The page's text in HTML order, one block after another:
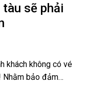
sẽ phải
khách không có vé
Nhằm bảo đảm…